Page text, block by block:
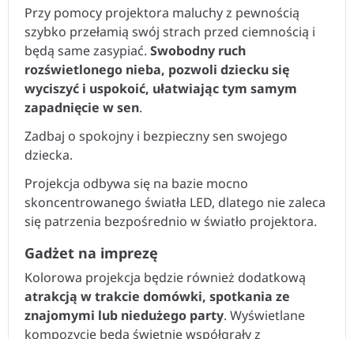
Przy pomocy projektora maluchy z pewnością
szybko przełamią swój strach przed ciemnością i
będą same zasypiać. Swobodny ruch
rozświetlonego nieba, pozwoli dziecku się
wyciszyć i uspokoić, ułatwiając tym samym
zapadnięcie w sen.
Zadbaj o spokojny i bezpieczny sen swojego
dziecka.
Projekcja odbywa się na bazie mocno
skoncentrowanego światła LED, dlatego nie zaleca
się patrzenia bezpośrednio w światło projektora.
Gadżet na imprezę
Kolorowa projekcja będzie również dodatkową
atrakcją w trakcie domówki, spotkania ze
znajomymi lub niedużego party. Wyświetlane
kompozycje będą świetnie współgrały z